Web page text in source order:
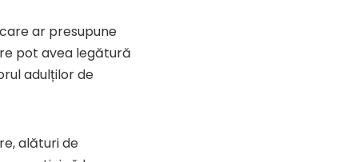
ar presupune
pot avea legătură
adulților de
alături de